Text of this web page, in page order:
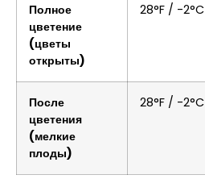
Полное
цветение
(цветы
открыты)
28°F / -2°C
После
цветения
(мелкие
плоды)
28°F / -2°C